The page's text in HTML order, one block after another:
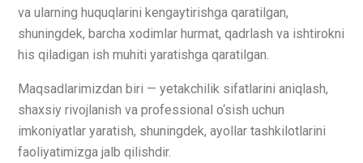
va ularning huquqlarini kengaytirishga qaratilgan,
shuningdek, barcha xodimlar hurmat, qadrlash va ishtirokni
his qiladigan ish muhiti yaratishga qaratilgan.
Maqsadlarimizdan biri — yetakchilik sifatlarini aniqlash,
shaxsiy rivojlanish va professional o‘sish uchun
imkoniyatlar yaratish, shuningdek, ayollar tashkilotlarini
faoliyatimizga jalb qilishdir.